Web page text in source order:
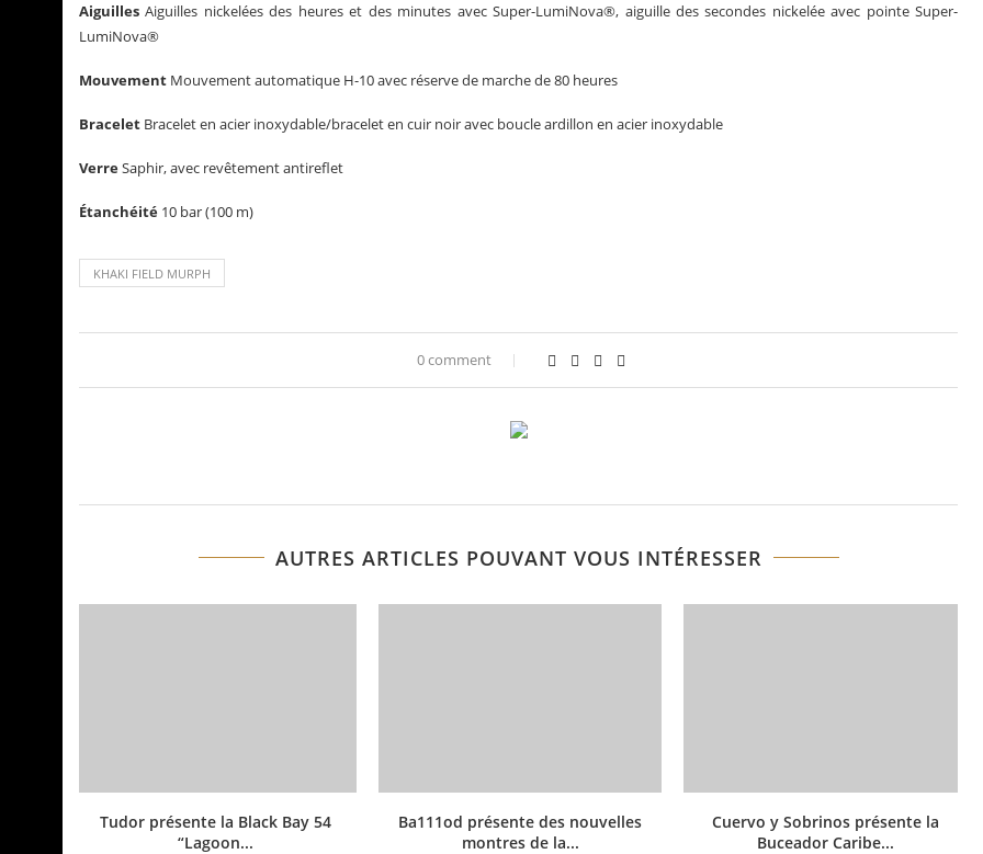
Aiguilles Aiguilles nickelées des heures et des minutes avec Super-LumiNova®, aiguille des secondes nickelée avec pointe Super-
LumiNova®
Mouvement Mouvement automatique H-10 avec réserve de marche de 80 heures
Bracelet Bracelet en acier inoxydable/bracelet en cuir noir avec boucle ardillon en acier inoxydable
VerreSaphir, avec revêtement antireflet
Étanchéité 10 bar (100 m)
KHAKI FIELD MURPH
0 comment
AUTRES ARTICLES POUVANT VOUS INTÉRESSER
Tudor présente la Black Bay 54
“Lagoon...
Ba111od présente des nouvelles
montres de la...
Cuervo y Sobrinos présente la
Buceador Caribe...